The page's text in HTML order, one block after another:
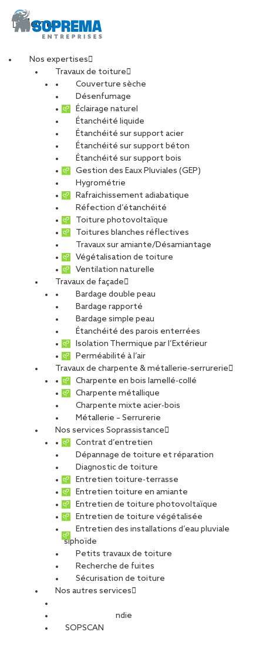
Menu
Nos expertises
Travaux de toiture
Couverture sèche
Désenfumage
Éclairage naturel
Étanchéité liquide
Étanchéité sur support acier
Étanchéité sur support béton
Étanchéité sur support bois
Gestion des Eaux Pluviales (GEP)
Hygrométrie
Rafraichissement adiabatique
Réfection d’étanchéité
Toiture photovoltaïque
Toitures blanches réflectives
Travaux sur amiante/Désamiantage
Végétalisation de toiture
Ventilation naturelle
Travaux de façade
Bardage double peau
Bardage rapporté
Bardage simple peau
Étanchéité des parois enterrées
Isolation Thermique par l’Extérieur
Perméabilité à l’air
Travaux de charpente & métallerie-serrurerie
Charpente en bois lamellé-collé
Charpente métallique
Charpente mixte acier-bois
Métallerie – Serrurerie
Nos services Soprassistance
Contrat d’entretien
Dépannage de toiture et réparation
Diagnostic de toiture
Entretien toiture-terrasse
Entretien toiture en amiante
Entretien de toiture photovoltaïque
Entretien de toiture végétalisée
Entretien des installations d’eau pluviale
siphoïde
Petits travaux de toiture
Recherche de fuites
Sécurisation de toiture
Nos autres services
Sécurité Incendie
SOPSCAN
041-2025-08-06-
DJI_0624
PARTAGER
30 janvier 2026